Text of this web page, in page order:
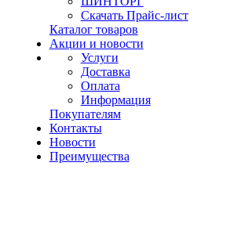
Скачать Прайс-лист
Каталог товаров
Акции и новости
Услуги
Доставка
Оплата
Информация
Покупателям
Контакты
Новости
Преимущества